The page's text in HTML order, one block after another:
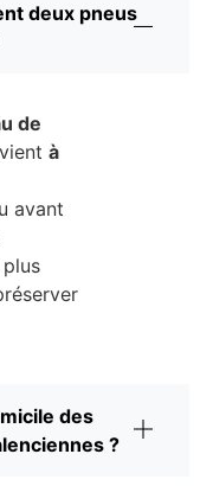
deux pneus
de
à
avant
des
?